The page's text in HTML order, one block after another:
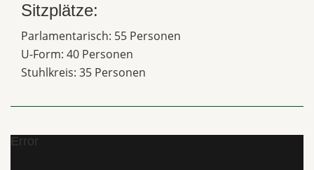
Sitzplätze:
Parlamentarisch: 55 Personen
U-Form: 40 Personen
Stuhlkreis: 35 Personen
Error